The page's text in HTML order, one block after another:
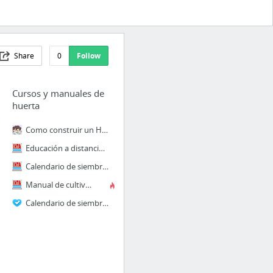
Share 0 Follow
Cursos y manuales de
huerta
Como construir un Horno de Barro ~ La Huerta de Ivan
Educación a distancia (PROCADIS) — INTA :: Instituto Nacional de Tecnología Agropecuaria
Calendario de siembra — INTA :: Instituto Nacional de Tecnología Agropecuaria
Manual de cultivos para la Huerta Orgánica Familiar — INTA :: Instituto Nacional de Tec...
Calendario de siembra para huerta (Hemisferio Sur) | Huerta | Flor de Planta